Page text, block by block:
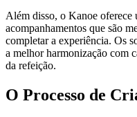
Além disso, o Kanoe oferece
acompanhamentos que são
completar a experiência. Os
a melhor harmonização com
da refeição.
O Processo de